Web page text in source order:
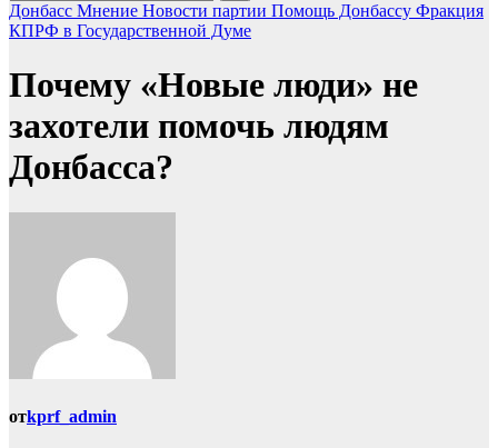
Донбасс Мнение Новости партии Помощь Донбассу Фракция
КПРФ в Государственной Думе
Почему «Новые люди» не
захотели помочь людям
Донбасса?
отkprf_admin